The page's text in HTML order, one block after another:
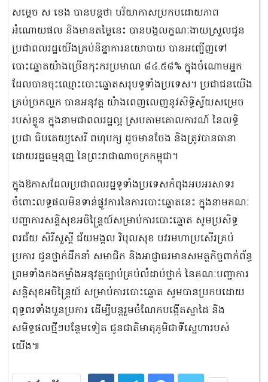
សម្តេច ស ខេង បានបន្តថា បរិយាកាសប្រកបដោយភាព
អំណោយផល និងមានតម្លៃនេះ បានបង្កលក្ខណៈងាយស្រួលជូន
ប្រជាពលរដ្ឋយើងគ្រប់និន្នាការនយោបាយ បានអញ្ជើញទៅ
បោះឆ្នោតយ៉ាងច្រើនកុះករប្រមាណ ៨៤.៥៨% ក្នុងចំណោមអ្នក
ដែលបានចុះឈ្មោះបោះឆ្នោតសរុបទូទាំងប្រទេស។ ប្រជាជនយើង
គ្រប់ច្រកល្ហក បានអនុវត្ត យ៉ាងពេញលេញនូវសិទ្ធិស្វ័យសម្រេច
របស់ខ្លួន ក្នុងនាមជាពលរដ្ឋល្អ ស្របតាមគោលការណ៍ នៃលទ្ធិ
ប្រជា ធិបតេយ្យសេរី ពហុបក្ស ដូចមានចែង និងត្រូវបានធានា
ដោយរដ្ឋធម្មនុញ្ញ នៃព្រះរាជាណាចក្រកម្ពុជា។
ក្នុងឱកាសដែលប្រជាពលរដ្ឋទូទាំងប្រទេសកំពុងអបអរសាទរ
ចំពោះលទ្ធផលមិនទាន់ផ្លូវការនៃការបោះឆ្នោតនេះ ក្នុងនាមគណៈ
បញ្ជាការសន្តិសុខអចិន្ត្រៃយ៍សម្រាប់ការបោះឆ្នោត សូមប្រសិទ្ធ
ពរជ័យ សិរីសួស្តី ជ័យមង្គល វិបុលសុខ បវរមហាប្រសើរគ្រប់
ប្រការ ជូនថ្នាក់ដឹកនាំ សមាជិក និងអាជ្ញាធរមានសមត្ថកិច្ចពាក់ព័ន្ធ
ព្រមទាំងកងកម្លាំងអនុវត្តច្បាប់គ្រប់លំដាប់ថ្នាក់ នៃគណៈបញ្ជាការ
សន្តិសុខអចិន្ត្រៃយ៍ សម្រាប់ការបោះឆ្នោត សូមបានប្រកបដោយ
ពុទ្ធពរទាំងបួនប្រការ ដើម្បីបន្តរួមចំណែកបង្កើតស្នាដៃ និង
សមិទ្ធផលថ្មីៗបន្ថែមទៀត ជូនជាតិមាតុភូមិជាទីស្នេហារបស់
យើង៕